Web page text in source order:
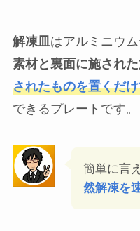
解凍皿とは？
解凍皿はアルミニウム
素材と裏面に施され